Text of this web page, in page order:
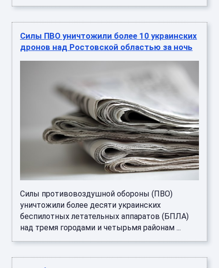
Силы ПВО уничтожили более 10 украинских
дронов над Ростовской областью за ночь
Силы противовоздушной обороны (ПВО)
уничтожили более десяти украинских
беспилотных летательных аппаратов (БПЛА)
над тремя городами и четырьмя районам ...